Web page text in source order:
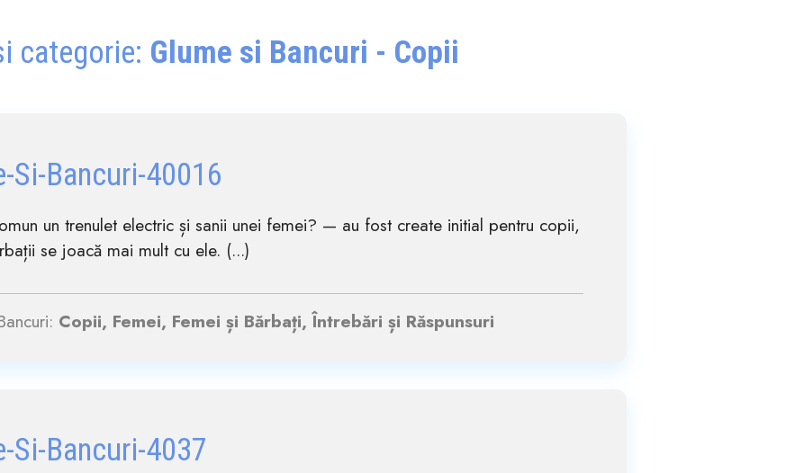
categorie: Glume si Bancuri - Copii
Si-Bancuri-40016
un trenulet electric și sanii unei femei? — au fost create initial pentru copii,
se joacă mai mult cu ele. (...)
Copii, Femei, Femei și Bărbați, Întrebări și Răspunsuri
Si-Bancuri-4037